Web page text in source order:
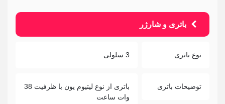
باتری و شارژر
نوع باتری 3 سلولی
توضیحات باتری
باتری از نوع لیتیوم یون با ظرفیت 38
وات ساعت